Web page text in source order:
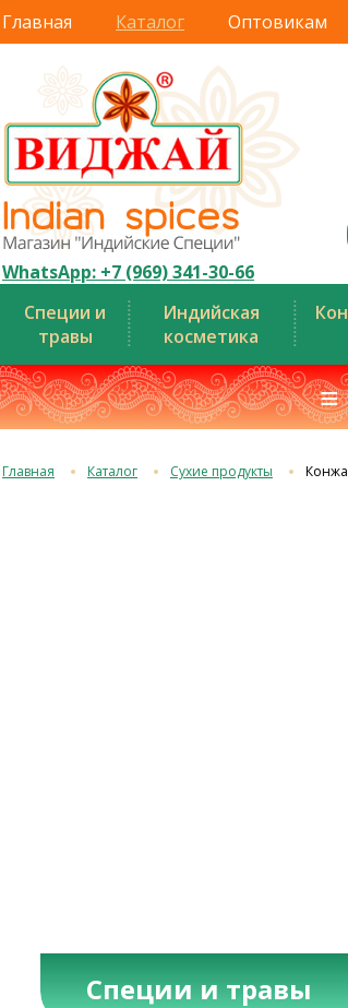
Главная Каталог Оптовикам
WhatsApp: +7 (969) 341-30-66
Специи и
травы
Индийская
косметика
Главная Каталог Сухие продукты
Специи и травы